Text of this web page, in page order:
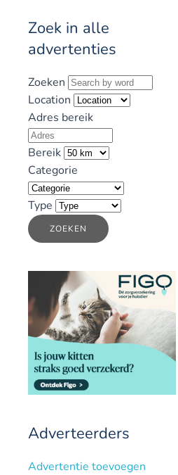
Zoek in alle
advertenties
Zoeken
Location
Adres bereik
Bereik
Categorie
Type
ZOEKEN
Adverteerders
Advertentie toevoegen